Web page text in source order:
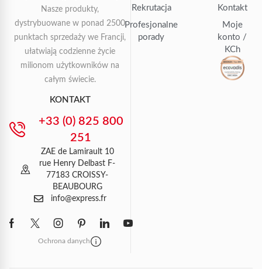
Nasze produkty,
dystrybuowane w ponad 2500
punktach sprzedaży we Francji,
ułatwiają codzienne życie
milionom użytkowników na
całym świecie.
KONTAKT
+33 (0) 825 800
251
ZAE de Lamirault 10
rue Henry Delbast F-
77183 CROISSY-
BEAUBOURG
info@express.fr
Ochrona danych
Rekrutacja
Profesjonalne
porady
Kontakt
Moje
konto /
KCh